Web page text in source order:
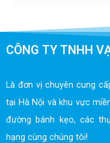
CÔNG TY TNHH
Là đơn vị chuyên cung
tại Hà Nội và khu vực
đường bánh kẹo, các
hạng cùng chúng tôi!